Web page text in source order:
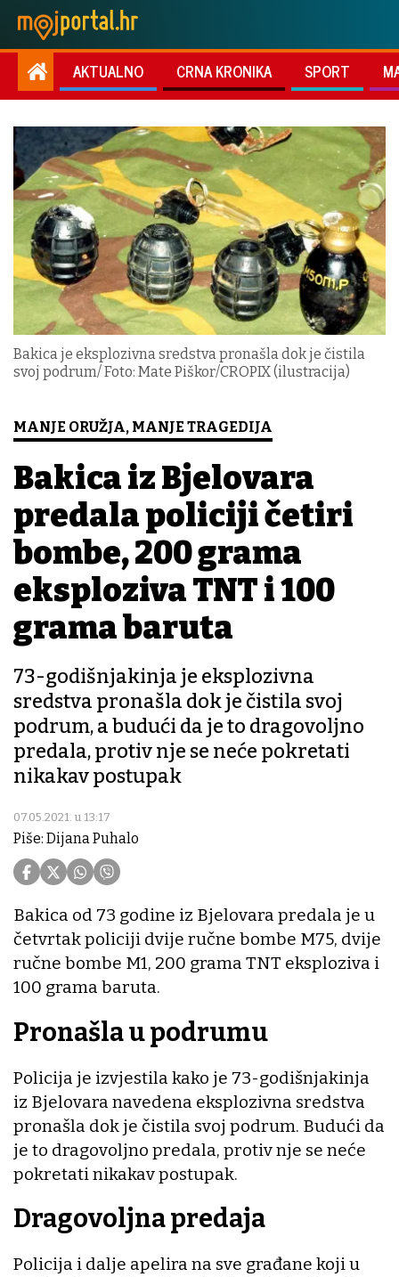
AKTUALNO CRNA KRONIKA SPORT
Bakica je eksplozivna sredstva pronašla dok je čistila
svoj podrum/ Foto: Mate Piškor/CROPIX (ilustracija)
MANJE ORUŽJA, MANJE TRAGEDIJA
Bakica iz Bjelovara
predala policiji četiri
bombe, 200 grama
eksploziva TNT i 100
grama baruta
73-godišnjakinja je eksplozivna
sredstva pronašla dok je čistila svoj
podrum, a budući da je to dragovoljno
predala, protiv nje se neće pokretati
nikakav postupak
07.05.2021. u 13:17
Piše: Dijana Puhalo
Bakica od 73 godine iz Bjelovara predala je u
četvrtak policiji dvije ručne bombe M75, dvije
ručne bombe M1, 200 grama TNT eksploziva i
100 grama baruta.
Pronašla u podrumu
Policija je izvjestila kako je 73-godišnjakinja
iz Bjelovara navedena eksplozivna sredstva
pronašla dok je čistila svoj podrum. Budući da
je to dragovoljno predala, protiv nje se neće
pokretati nikakav postupak.
Dragovoljna predaja
Policija i dalje apelira na sve građane koji u